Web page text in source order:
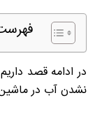
در ادامه قصد
نشدن آب در